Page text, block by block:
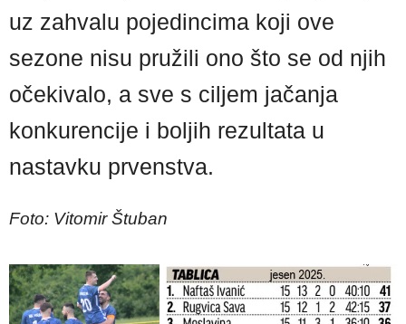
uz zahvalu pojedincima koji ove
sezone nisu pružili ono što se od njih
očekivalo, a sve s ciljem jačanja
konkurencije i boljih rezultata u
nastavku prvenstva.
Foto: Vitomir Štuban